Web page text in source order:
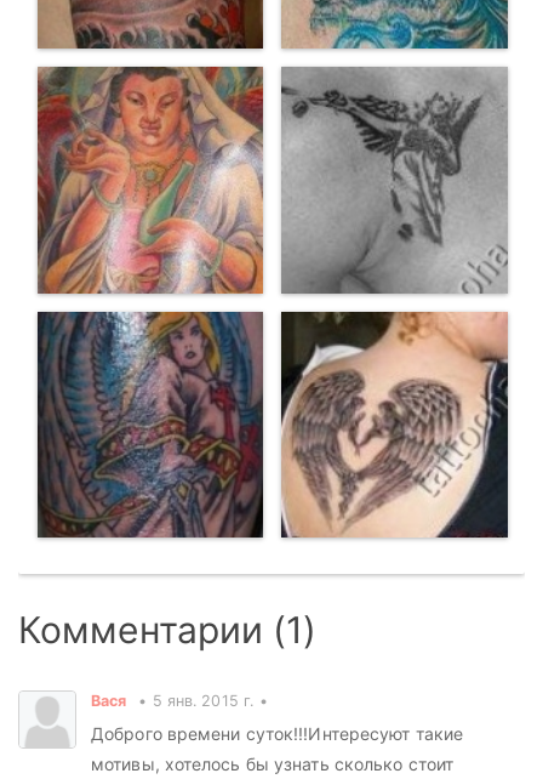
Комментарии (1)
Вася 5 янв. 2015 г.
Доброго времени суток!!!Интересуют такие
мотивы, хотелось бы узнать сколько стоит